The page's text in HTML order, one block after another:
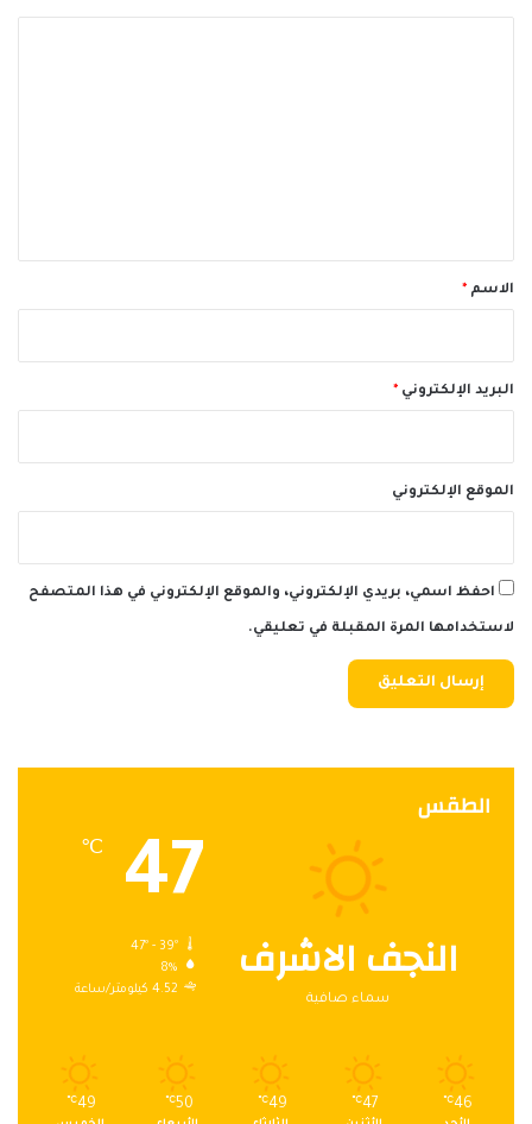
*الاسم *
البريد الإلكتروني *
الموقع الإلكتروني
احفظ اسمي، بريدي الإلكتروني، والموقع الإلكتروني في هذا المتصفح
لاستخدامها المرة المقبلة في تعليقي.
الطقس
النجف الاشرف
سماء صافية
47
℃
47º - 39º
8%
4.52 كيلومتر/ساعة
46
℃
47
℃
49
℃
50
℃
49
℃